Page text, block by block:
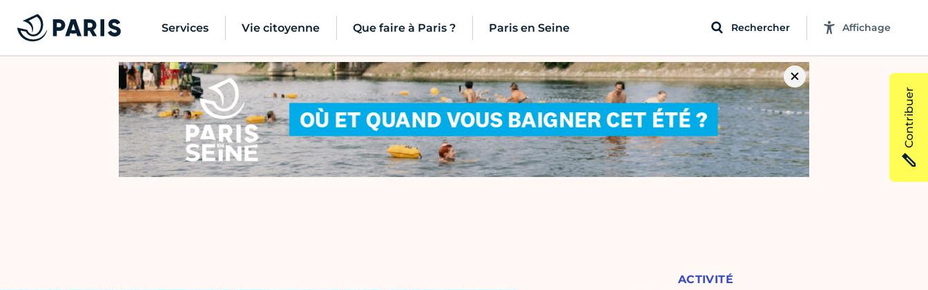
Services Vie citoyenne Que faire à Paris ? Paris en Seine Rechercher Affichage
ACTIVITÉ
Contribuer